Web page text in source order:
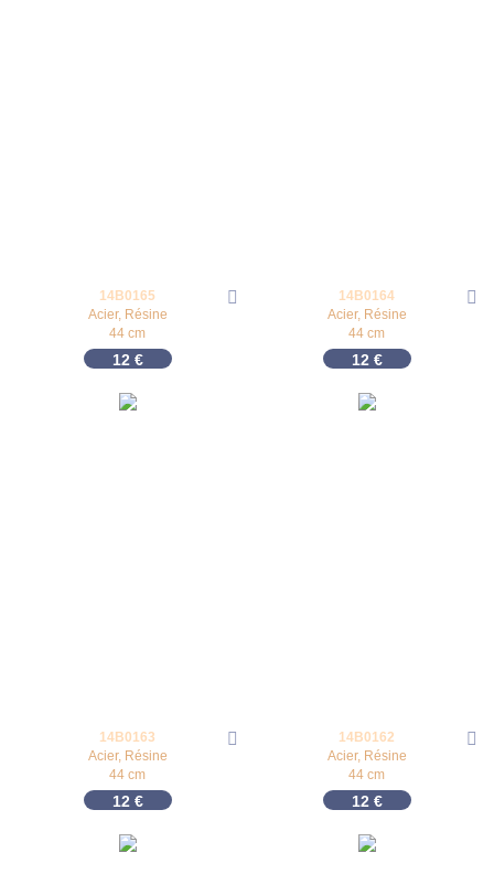
14B0165
Acier, Résine
44 cm
12 €
14B0164
Acier, Résine
44 cm
12 €
14B0163
Acier, Résine
44 cm
12 €
14B0162
Acier, Résine
44 cm
12 €